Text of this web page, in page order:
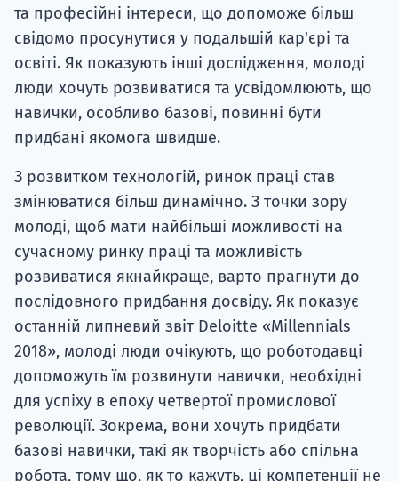
та професійні інтереси, що допоможе більш
свідомо просунутися у подальшій кар'єрі та
освіті. Як показують інші дослідження, молоді
люди хочуть розвиватися та усвідомлюють, що
навички, особливо базові, повинні бути
придбані якомога швидше.
З розвитком технологій, ринок праці став
змінюватися більш динамічно. З точки зору
молоді, щоб мати найбільші можливості на
сучасному ринку праці та можливість
розвиватися якнайкраще, варто прагнути до
послідовного придбання досвіду. Як показує
останній липневий звіт Deloitte «Millennials
2018», молоді люди очікують, що роботодавці
допоможуть їм розвинути навички, необхідні
для успіху в епоху четвертої промислової
революції. Зокрема, вони хочуть придбати
базові навички, такі як творчість або спільна
робота, тому що, як то кажуть, ці компетенції не